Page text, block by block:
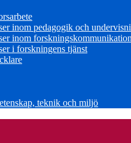
inom pedagogik och
inom forskningskommunikation
i forskningens tjänst
teknik och miljö